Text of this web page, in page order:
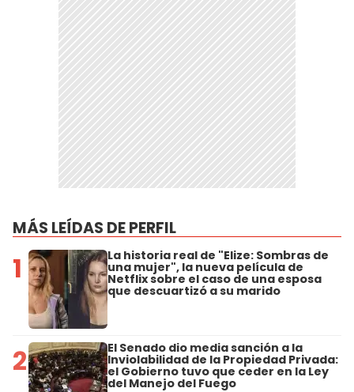
MÁS LEÍDAS DE PERFIL
1 La historia real de "Elize: Sombras de
una mujer", la nueva película de
Netflix sobre el caso de una esposa
que descuartizó a su marido
2 El Senado dio media sanción a la
Inviolabilidad de la Propiedad Privada:
el Gobierno tuvo que ceder en la Ley
del Manejo del Fuego